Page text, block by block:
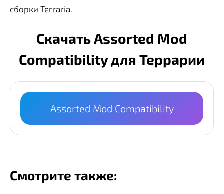
сборки Terraria.
Скачать Assorted Mod
Compatibility для Террарии
Assorted Mod Compatibility
Смотрите также: